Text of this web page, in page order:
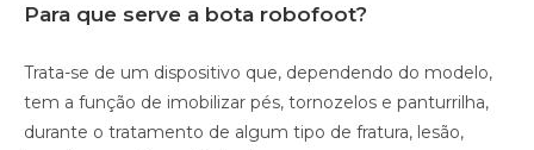
Para que serve a bota robofoot?
Trata-se de um dispositivo que, dependendo do modelo,
tem a função de imobilizar pés, tornozelos e panturrilha,
durante o tratamento de algum tipo de fratura, lesão,